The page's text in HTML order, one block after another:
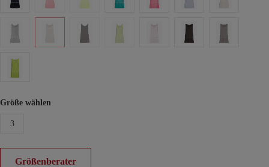
Größe wählen
3
Größenberater